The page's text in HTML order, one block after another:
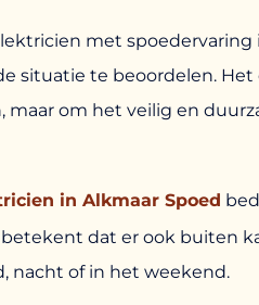
met spoedervaring
situatie te beoordelen. Het
om het veilig en
in Alkmaar Spoed
dat er ook buiten
nacht of in het weekend.